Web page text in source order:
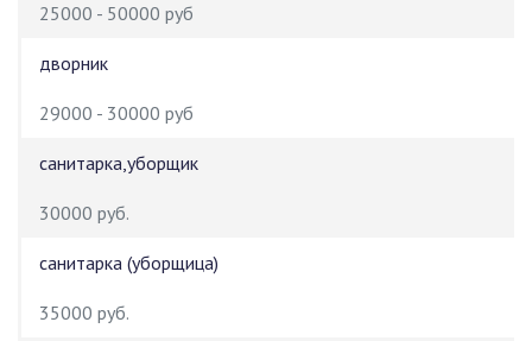
25000 - 50000 руб
дворник
29000 - 30000 руб
санитарка,уборщик
30000 руб.
санитарка (уборщица)
35000 руб.